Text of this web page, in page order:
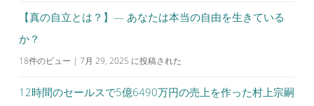
【真の自立とは？】— あなたは本当の自由を生きている
か？
18件のビュー | 7月 29, 2025 に投稿された
12時間のセールスで5億6490万円の売上を作った村上宗嗣